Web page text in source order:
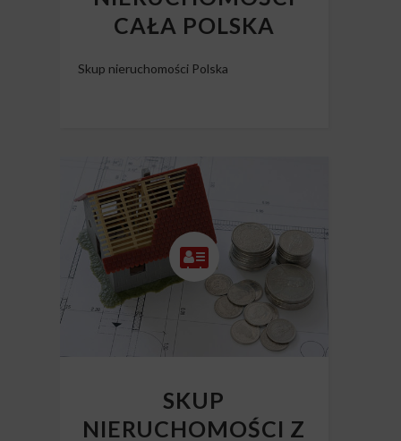
CAŁA POLSKA
Skup nieruchomości Polska
SKUP
NIERUCHOMOŚCI Z